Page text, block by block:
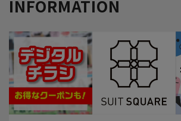
INFORMATION